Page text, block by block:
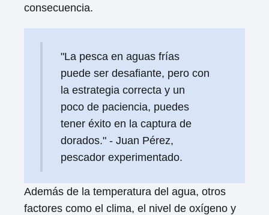
consecuencia.
"La pesca en aguas frías
puede ser desafiante, pero con
la estrategia correcta y un
poco de paciencia, puedes
tener éxito en la captura de
dorados." - Juan Pérez,
pescador experimentado.
Además de la temperatura del agua, otros
factores como el clima, el nivel de oxígeno y